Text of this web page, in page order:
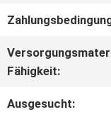
KONTAKT
ALLE
Fähigkeit:
Ausgesucht: